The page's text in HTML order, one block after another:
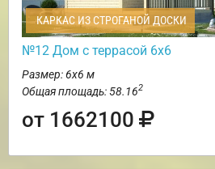
КАРКАС ИЗ СТРОГАНОЙ ДОСКИ
№12 Дом с террасой 6х6
Размер: 6х6 м
Общая площадь: 58.162
от 1662100